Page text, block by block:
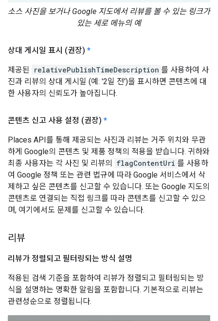
소스 사진을 보거나 Google 지도에서 리뷰를 볼 수 있는 링크가
있는 세로 메뉴의 예
상대 게시일 표시 (권장) *
제공된 relativePublishTimeDescription 를 사용하여 사
진과 리뷰의 상대 게시일 (예: '2일 전')을 표시하면 콘텐츠에 대
한 사용자의 신뢰도가 높아집니다.
콘텐츠 신고 사용 설정 (권장) *
Places API를 통해 제공되는 사진과 리뷰는 거주 위치와 무관
하게 Google의 콘텐츠 및 제품 정책의 적용을 받습니다. 귀하와
최종 사용자는 각 사진 및 리뷰의
flagContentUri 를 사용하
여 Google 정책 또는 관련 법규에 따라 Google 서비스에서 삭
제하고 싶은 콘텐츠를 신고할 수 있습니다. 또는 Google 지도의
콘텐츠로 연결되는 직접 링크를 따라 콘텐츠를 신고할 수 있으
며, 여기에서도 문제를 신고할 수 있습니다.
리뷰
리뷰가 정렬되고 필터링되는 방식 설명
적용된 검색 기준을 포함하여 리뷰가 정렬되고 필터링되는 방
식을 설명하는 명확한 알림을 포함합니다. 기본적으로 리뷰는
관련성순으로 정렬됩니다.